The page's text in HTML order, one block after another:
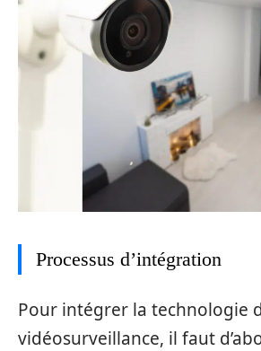
Processus d’intégration
Pour intégrer la technologie
vidéosurveillance, il faut